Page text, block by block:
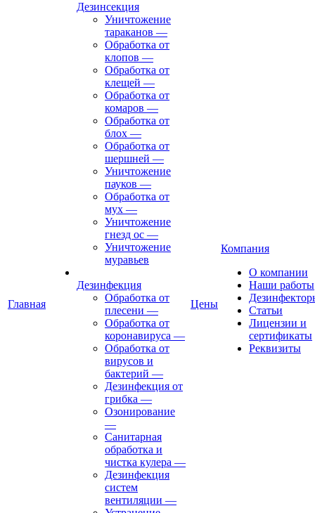
Главная
Дезинсекция
Уничтожение
тараканов —
Обработка от
клопов —
Обработка от
клещей —
Обработка от
комаров —
Обработка от
блох —
Обработка от
шершней —
Уничтожение
пауков —
Обработка от
мух —
Уничтожение
гнезд ос —
Уничтожение
муравьев
Дезинфекция
Обработка от
плесени —
Обработка от
коронавируса —
Обработка от
вирусов и
бактерий —
Дезинфекция от
грибка —
Озонирование
—
Санитарная
обработка и
чистка кулера —
Дезинфекция
систем
вентиляции —
Цены
Компания
О компании
Наши работы
Статьи
Лицензии и
сертификаты
Реквизиты